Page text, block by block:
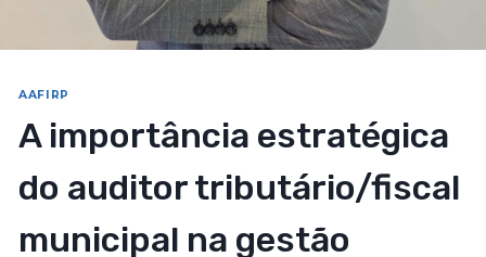
AAFIRP
A importância estratégica
do auditor tributário/fiscal
municipal na gestão